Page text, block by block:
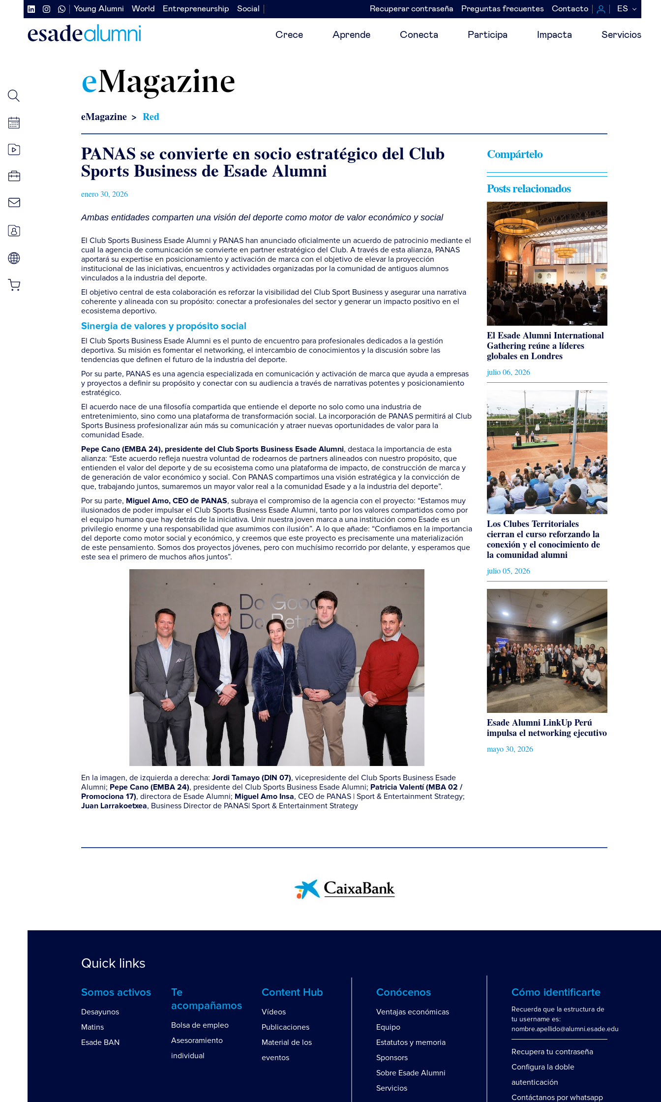
Navegación
secundaria
redes
Navegación
secundaria
izquierda
Young Alumni World Entrepreneurship Social
Navegación
secundaria
Recuperar contraseña Preguntas frecuentes Contacto ES
Crece Aprende Conecta Participa Impacta Servicios
eMagazine
eMagazine Red
PANAS se convierte en socio estratégico del Club
Sports Business de Esade Alumni
enero 30, 2026
Ambas entidades comparten una visión del deporte como motor de valor económico y social
El Club Sports Business Esade Alumni y PANAS han anunciado oficialmente un acuerdo de patrocinio mediante el
cual la agencia de comunicación se convierte en partner estratégico del Club. A través de esta alianza, PANAS
aportará su expertise en posicionamiento y activación de marca con el objetivo de elevar la proyección
institucional de las iniciativas, encuentros y actividades organizadas por la comunidad de antiguos alumnos
vinculados a la industria del deporte.
El objetivo central de esta colaboración es reforzar la visibilidad del Club Sport Business y asegurar una narrativa
coherente y alineada con su propósito: conectar a profesionales del sector y generar un impacto positivo en el
ecosistema deportivo.
Sinergia de valores y propósito social
El Club Sports Business Esade Alumni es el punto de encuentro para profesionales dedicados a la gestión
deportiva. Su misión es fomentar el networking, el intercambio de conocimientos y la discusión sobre las
tendencias que definen el futuro de la industria del deporte.
Por su parte, PANAS es una agencia especializada en comunicación y activación de marca que ayuda a empresas
y proyectos a definir su propósito y conectar con su audiencia a través de narrativas potentes y posicionamiento
estratégico.
El acuerdo nace de una filosofía compartida que entiende el deporte no solo como una industria de
entretenimiento, sino como una plataforma de transformación social. La incorporación de PANAS permitirá al Club
Sports Business profesionalizar aún más su comunicación y atraer nuevas oportunidades de valor para la
comunidad Esade.
Pepe Cano (EMBA 24), presidente del Club Sports Business Esade Alumni, destaca la importancia de esta
alianza: “Este acuerdo refleja nuestra voluntad de rodearnos de partners alineados con nuestro propósito, que
entienden el valor del deporte y de su ecosistema como una plataforma de impacto, de construcción de marca y
de generación de valor económico y social. Con PANAS compartimos una visión estratégica y la convicción de
que, trabajando juntos, sumaremos un mayor valor real a la comunidad Esade y a la industria del deporte”.
Por su parte, Miguel Amo, CEO de PANAS, subraya el compromiso de la agencia con el proyecto: “Estamos muy
ilusionados de poder impulsar el Club Sports Business Esade Alumni, tanto por los valores compartidos como por
el equipo humano que hay detrás de la iniciativa. Unir nuestra joven marca a una institución como Esade es un
privilegio enorme y una responsabilidad que asumimos con ilusión”. A lo que añade: “Confiamos en la importancia
del deporte como motor social y económico, y creemos que este proyecto es precisamente una materialización
de este pensamiento. Somos dos proyectos jóvenes, pero con muchísimo recorrido por delante, y esperamos que
este sea el primero de muchos años juntos”.
En la imagen, de izquierda a derecha: Jordi Tamayo (DIN 07), vicepresidente del Club Sports Business Esade
Alumni; Pepe Cano (EMBA 24), presidente del Club Sports Business Esade Alumni; Patricia Valentí (MBA 02 /
Promociona 17), directora de Esade Alumni; Miguel Amo Insa, CEO de PANAS | Sport & Entertainment Strategy;
Juan Larrakoetxea, Business Director de PANAS| Sport & Entertainment Strategy
Compártelo
Posts relacionados
El Esade Alumni International
Gathering reúne a líderes
globales en Londres
julio 06, 2026
Los Clubes Territoriales
cierran el curso reforzando la
conexión y el conocimiento de
la comunidad alumni
julio 05, 2026
Esade Alumni LinkUp Perú
impulsa el networking ejecutivo
mayo 30, 2026
Quick links
Somos activos
Desayunos
Matins
Esade BAN
Te
acompañamos
Bolsa de empleo
Asesoramiento
individual
Content Hub
Vídeos
Publicaciones
Material de los
eventos
Conócenos
Ventajas económicas
Equipo
Estatutos y memoria
Sponsors
Sobre Esade Alumni
Servicios
Cómo identificarte
Recuerda que la estructura de
tu username es:
nombre.apellido@alumni.esade.edu
Recupera tu contraseña
Configura la doble
autenticación
Contáctanos por whatsapp